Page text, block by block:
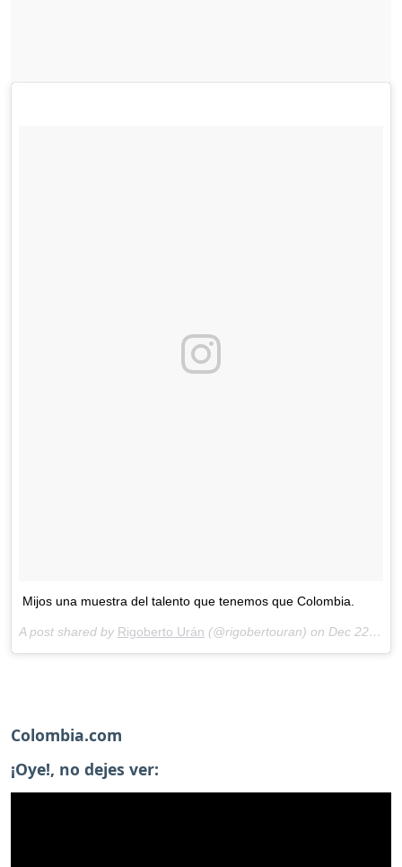
Mijos una muestra del talento que tenemos que Colombia.
A post shared by Rigoberto Urán (@rigobertouran) on Dec 22, 2017 at 5:52am PST
Colombia.com
¡Oye!, no dejes ver: